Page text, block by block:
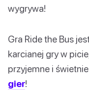
wygrywa!
Gra Ride the Bus
karcianej gry w
przyjemne i
gier!